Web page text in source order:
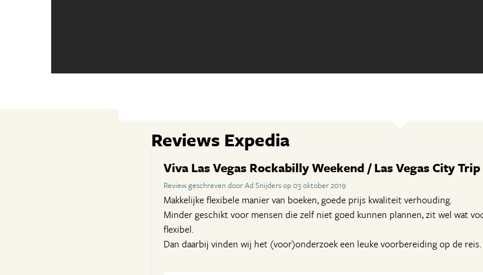
Reviews Expedia
Viva Las Vegas Rockabilly Weekend / Las Vegas City Trip
Review geschreven door Ad Snijders op 03 oktober 2019
Makkelijke flexibele manier van boeken, goede prijs kwaliteit verhouding.
Minder geschikt voor mensen die zelf niet goed kunnen plannen, zit wel wat
flexibel.
Dan daarbij vinden wij het (voor)onderzoek een leuke voorbereiding op de reis.